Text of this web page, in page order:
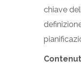
chiave